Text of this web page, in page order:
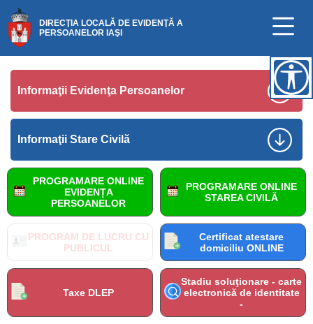
DIRECŢIA LOCALĂ DE EVIDENŢĂ A
PERSOANELOR IAŞI
Informaţii Evidenţa Persoanelor
Informaţii Stare Civilă
PROGRAM DE LUCRU CU
PUBLICUL
PROGRAMARE ONLINE
EVIDENȚA
PERSOANELOR
PROGRAMARE ONLINE
STAREA CIVILĂ
Certificat atestare
domiciliu ONLINE
Taxe DLEP
Stadiu soluţionare - carte
electronică de identitate
-